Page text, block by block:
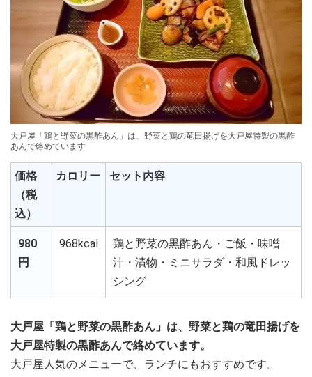
大戸屋「鶏と野菜の黒酢あん」は、野菜と鶏の竜田揚げを大戸屋特製の黒酢
あんで絡めています
価格
（税
込）
カロリー セット内容
980
円
968kcal
鶏と野菜の黒酢あん・ご飯・味噌
汁・漬物・ミニサラダ・和風ドレッ
シング
大戸屋「鶏と野菜の黒酢あん」は、野菜と鶏の竜田揚げを
大戸屋特製の黒酢あんで絡めています。
大戸屋人気のメニューで、ランチにもおすすめです。